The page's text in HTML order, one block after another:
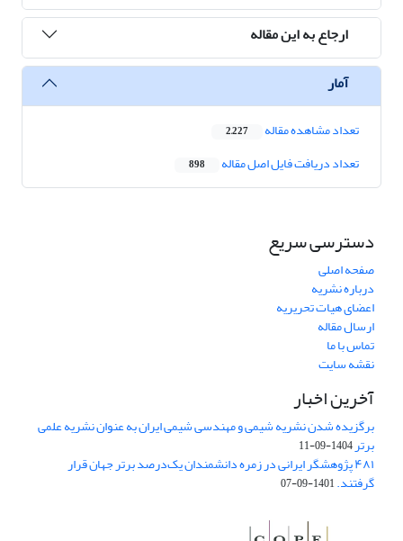
ارجاع به این مقاله
آمار
تعداد مشاهده مقاله 2,227
تعداد دریافت فایل اصل مقاله 898
دسترسی سریع
صفحه اصلی
درباره نشریه
اعضای هیات تحریریه
ارسال مقاله
تماس با ما
نقشه سایت
آخرین اخبار
برگزیده شدن نشریه شیمی و مهندسی شیمی ایران به عنوان نشریه علمی
برتر1404-09-11
۴۸۱ پژوهشگر ایرانی در زمره دانشمندان یک‌درصد برتر جهان قرار
گرفتند.1401-09-07